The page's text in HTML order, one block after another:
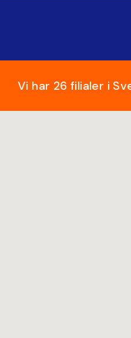
Vi har 26 filialer i